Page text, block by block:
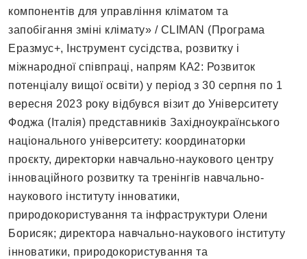
компонентів для управління кліматом та
запобігання зміні клімату» / CLIMAN (Програма
Еразмус+, Інструмент сусідства, розвитку і
міжнародної співпраці, напрям КА2: Розвиток
потенціалу вищої освіти) у період з 30 серпня по 1
вересня 2023 року відбувся візит до Університету
Фоджа (Італія) представників Західноукраїнського
національного університету: координаторки
проєкту, директорки навчально-наукового центру
інноваційного розвитку та тренінгів навчально-
наукового інституту інноватики,
природокористування та інфраструктури Олени
Борисяк; директора навчально-наукового інституту
інноватики, природокористування та